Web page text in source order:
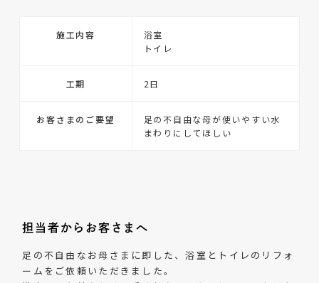
施工内容
浴室
トイレ
工期 2日
お客さまのご要望
足の不自由な母が使いやすい水
まわりにしてほしい
担当者からお客さまへ
足の不自由なお母さまに即した、浴室とトイレのリフォ
ームをご依頼いただきました。